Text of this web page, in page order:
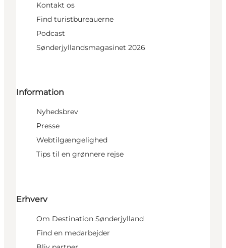
Kontakt os
Find turistbureauerne
Podcast
Sønderjyllandsmagasinet 2026
Information
Nyhedsbrev
Presse
Webtilgængelighed
Tips til en grønnere rejse
Erhverv
Om Destination Sønderjylland
Find en medarbejder